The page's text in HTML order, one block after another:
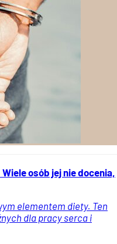
osób jej nie docenia,
elementem diety. Ten
dla pracy serca i